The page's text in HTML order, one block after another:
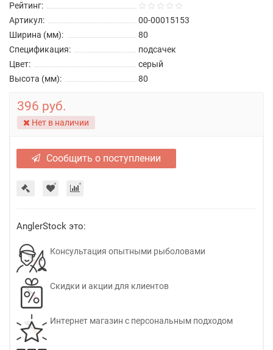
Рейтинг:
Артикул:
00-00015153
Ширина (мм):
80
Спецификация:
подсачек
Цвет:
серый
Высота (мм):
80
396 руб.
Нет в наличии
Сообщить о поступлении
AnglerStock это:
Консультация опытными рыболовами
Скидки и акции для клиентов
Интернет магазин с персональным подходом